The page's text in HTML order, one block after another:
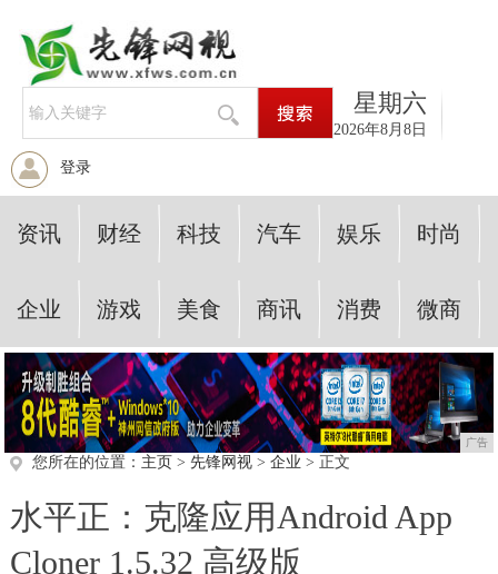
星期六
2026年8月8日
登录
资讯 财经 科技 汽车 娱乐 时尚
企业 游戏 美食 商讯 消费 微商
广告
您所在的位置： 主页 > 先锋网视> 企业 > 正文
水平正：克隆应用Android App
Cloner 1.5.32 高级版